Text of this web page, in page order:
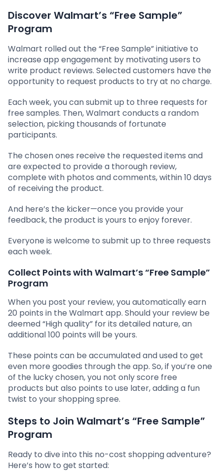
Discover Walmart’s “Free Sample”
Program
Walmart rolled out the “Free Sample” initiative to
increase app engagement by motivating users to
write product reviews. Selected customers have the
opportunity to request products to try at no charge.
Each week, you can submit up to three requests for
free samples. Then, Walmart conducts a random
selection, picking thousands of fortunate
participants.
The chosen ones receive the requested items and
are expected to provide a thorough review,
complete with photos and comments, within 10 days
of receiving the product.
And here’s the kicker—once you provide your
feedback, the product is yours to enjoy forever.
Everyone is welcome to submit up to three requests
each week.
Collect Points with Walmart’s “Free Sample”
Program
When you post your review, you automatically earn
20 points in the Walmart app. Should your review be
deemed “High quality” for its detailed nature, an
additional 100 points will be yours.
These points can be accumulated and used to get
even more goodies through the app. So, if you’re one
of the lucky chosen, you not only score free
products but also points to use later, adding a fun
twist to your shopping spree.
Steps to Join Walmart’s “Free Sample”
Program
Ready to dive into this no-cost shopping adventure?
Here’s how to get started: